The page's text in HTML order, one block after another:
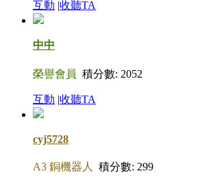
互動 |收聽TA
中中
榮譽會員 積分數: 2052
互動 |收聽TA
cyj5728
A3 銅機器人 積分數: 299